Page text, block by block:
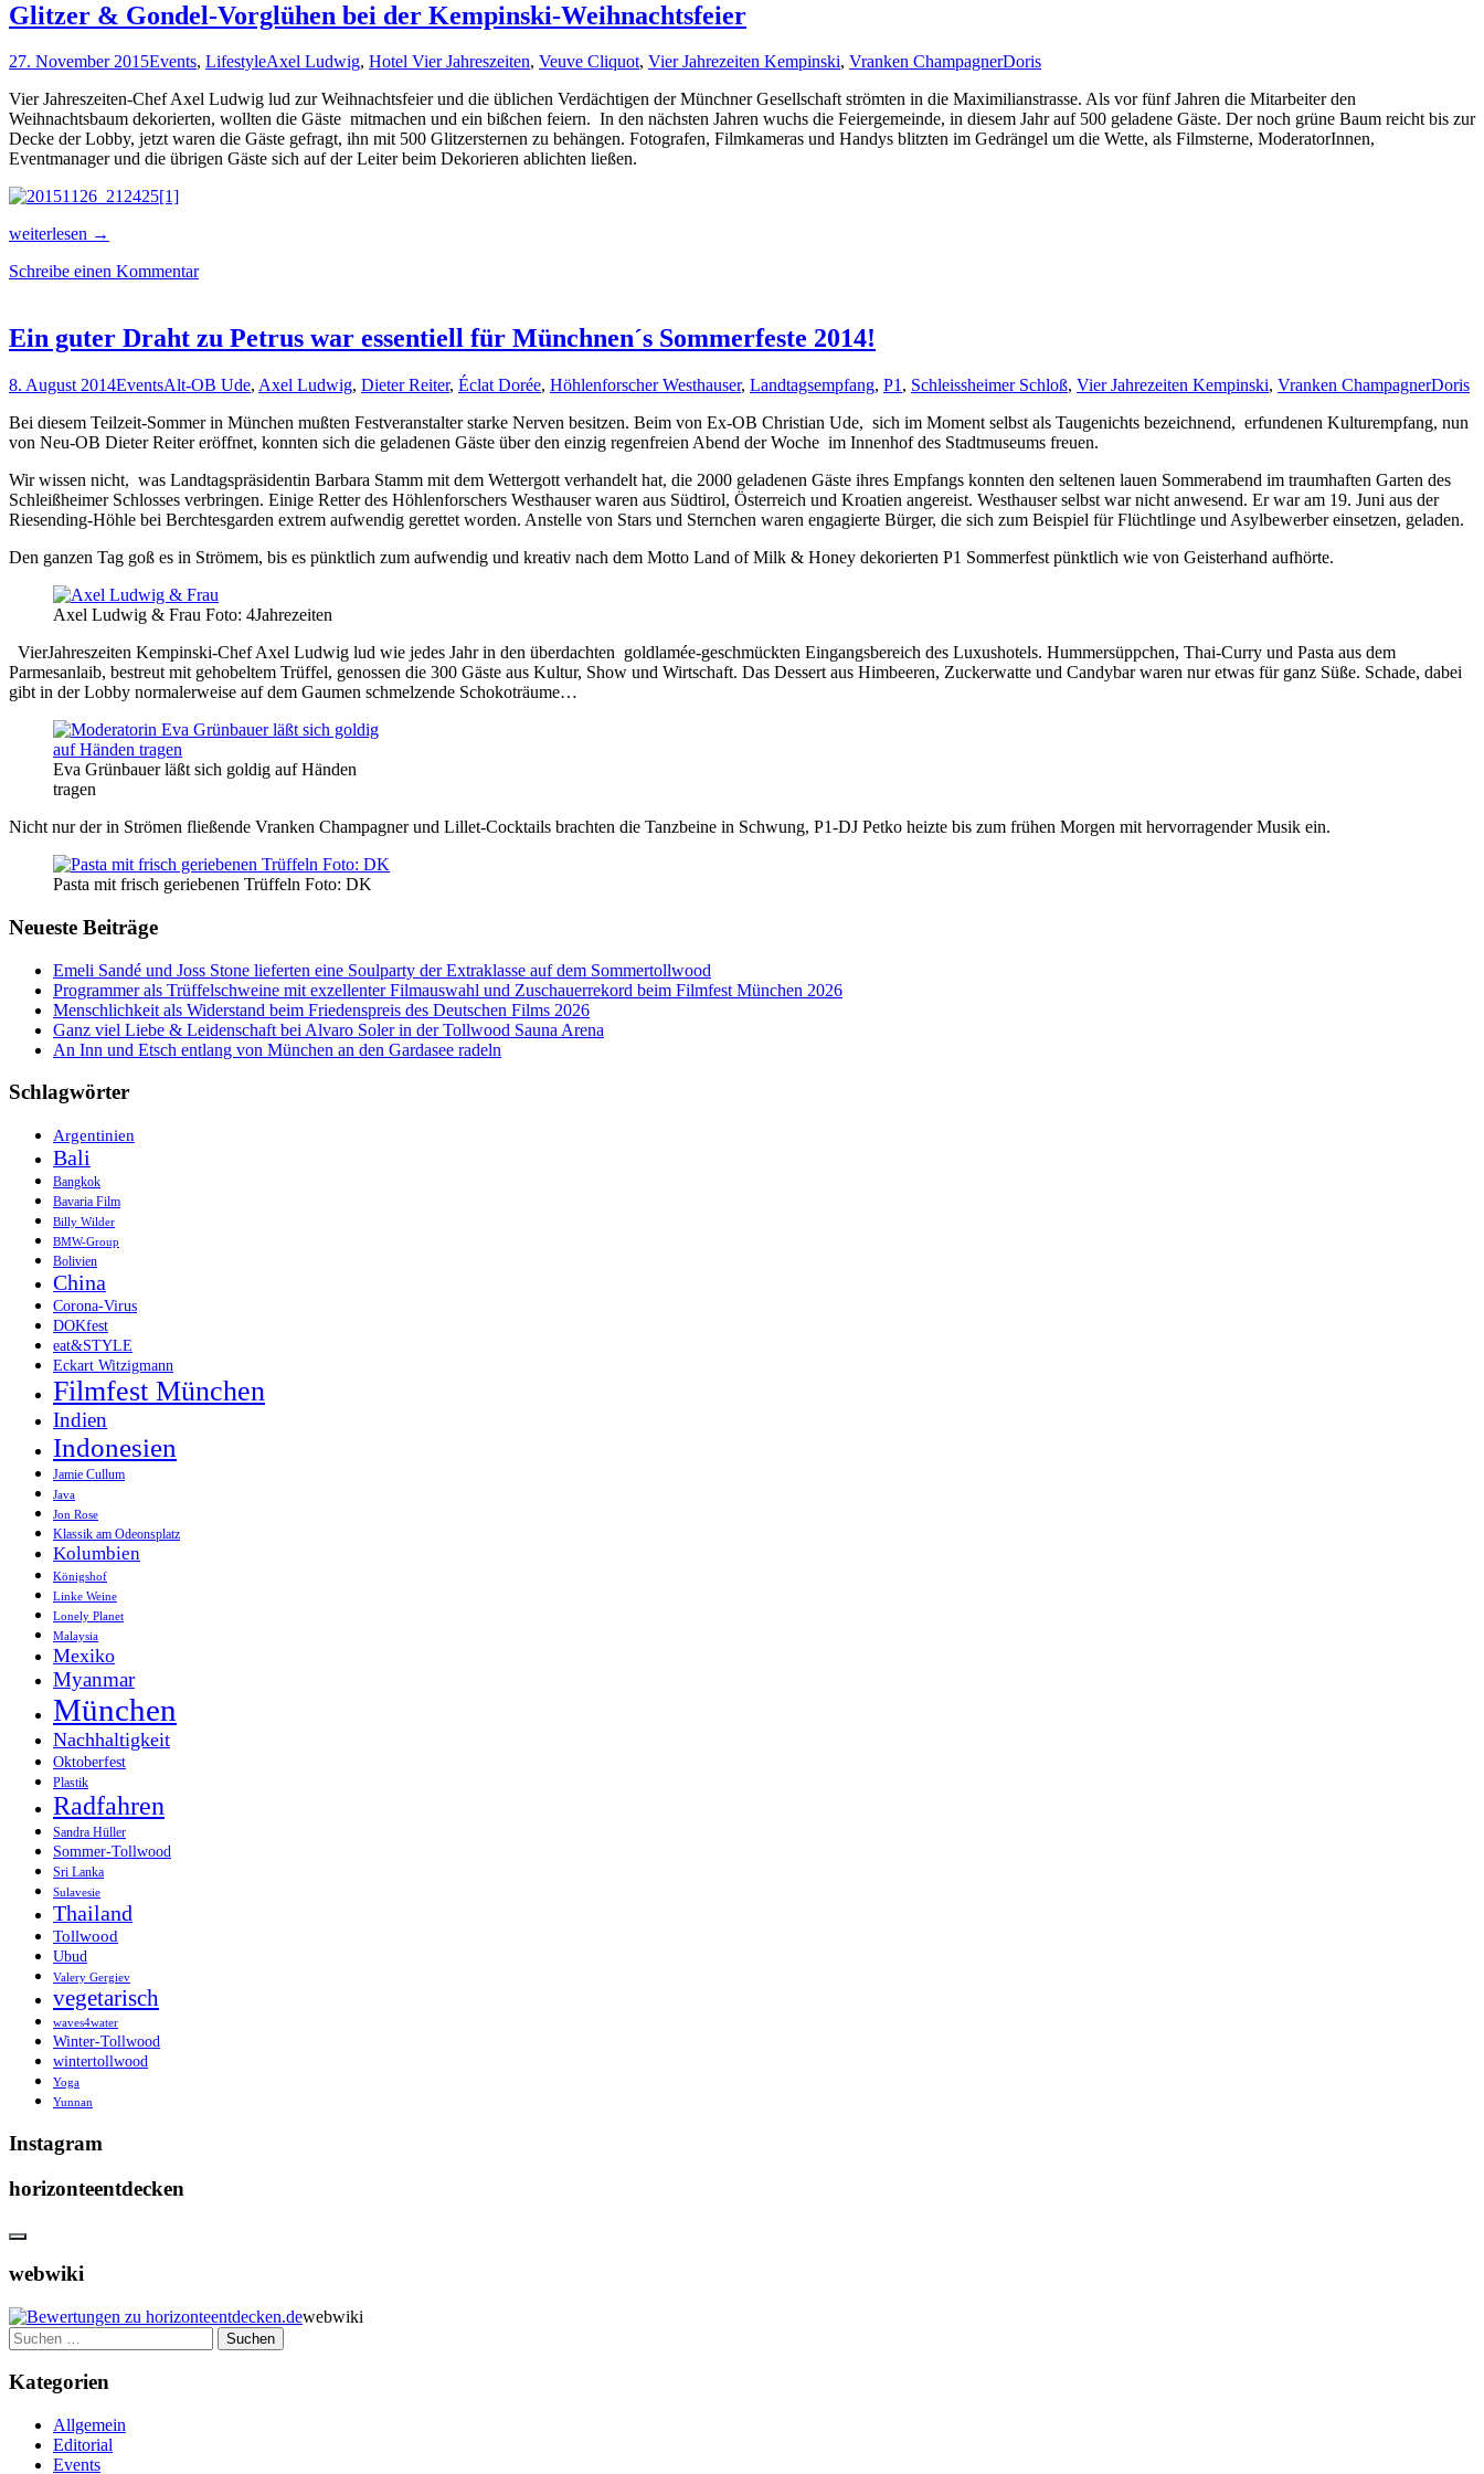
Glitzer & Gondel-Vorglühen bei der Kempinski-Weihnachtsfeier
27. November 2015Events, LifestyleAxel Ludwig, Hotel Vier Jahreszeiten, Veuve Cliquot, Vier Jahrezeiten Kempinski, Vranken ChampagnerDoris
Vier Jahreszeiten-Chef Axel Ludwig lud zur Weihnachtsfeier und die üblichen Verdächtigen der Münchner Gesellschaft strömten in die Maximilianstrasse. Als vor fünf Jahren die Mitarbeiter den
Weihnachtsbaum dekorierten, wollten die Gäste mitmachen und ein bißchen feiern. In den nächsten Jahren wuchs die Feiergemeinde, in diesem Jahr auf 500 geladene Gäste. Der noch grüne Baum reicht bis zur
Decke der Lobby, jetzt waren die Gäste gefragt, ihn mit 500 Glitzersternen zu behängen. Fotografen, Filmkameras und Handys blitzten im Gedrängel um die Wette, als Filmsterne, ModeratorInnen,
Eventmanager und die übrigen Gäste sich auf der Leiter beim Dekorieren ablichten ließen.
Glitzer
Gondel-
der
Kempinski-
weiterlesen →
Schreibe einen Kommentar
Ein guter Draht zu Petrus war essentiell für Münchnen´s Sommerfeste 2014!
8. August 2014EventsAlt-OB Ude, Axel Ludwig, Dieter Reiter, Éclat Dorée, Höhlenforscher Westhauser, Landtagsempfang, P1 , Schleissheimer Schloß, Vier Jahrezeiten Kempinski, Vranken ChampagnerDoris
Bei diesem Teilzeit-Sommer in München mußten Festveranstalter starke Nerven besitzen. Beim von Ex-OB Christian Ude, sich im Moment selbst als Taugenichts bezeichnend, erfundenen Kulturempfang, nun
von Neu-OB Dieter Reiter eröffnet, konnten sich die geladenen Gäste über den einzig regenfreien Abend der Woche im Innenhof des Stadtmuseums freuen.
Wir wissen nicht, was Landtagspräsidentin Barbara Stamm mit dem Wettergott verhandelt hat, die 2000 geladenen Gäste ihres Empfangs konnten den seltenen lauen Sommerabend im traumhaften Garten des
Schleißheimer Schlosses verbringen. Einige Retter des Höhlenforschers Westhauser waren aus Südtirol, Österreich und Kroatien angereist. Westhauser selbst war nicht anwesend. Er war am 19. Juni aus der
Riesending-Höhle bei Berchtesgarden extrem aufwendig gerettet worden. Anstelle von Stars und Sternchen waren engagierte Bürger, die sich zum Beispiel für Flüchtlinge und Asylbewerber einsetzen, geladen.
Den ganzen Tag goß es in Strömem, bis es pünktlich zum aufwendig und kreativ nach dem Motto Land of Milk & Honey dekorierten P1 Sommerfest pünktlich wie von Geisterhand aufhörte.
Axel Ludwig & Frau Foto: 4Jahrezeiten
VierJahreszeiten Kempinski-Chef Axel Ludwig lud wie jedes Jahr in den überdachten goldlamée-geschmückten Eingangsbereich des Luxushotels. Hummersüppchen, Thai-Curry und Pasta aus dem
Parmesanlaib, bestreut mit gehobeltem Trüffel, genossen die 300 Gäste aus Kultur, Show und Wirtschaft. Das Dessert aus Himbeeren, Zuckerwatte und Candybar waren nur etwas für ganz Süße. Schade, dabei
gibt in der Lobby normalerweise auf dem Gaumen schmelzende Schokoträume…
Eva Grünbauer läßt sich goldig auf Händen
tragen
Nicht nur der in Strömen fließende Vranken Champagner und Lillet-Cocktails brachten die Tanzbeine in Schwung, P1-DJ Petko heizte bis zum frühen Morgen mit hervorragender Musik ein.
Pasta mit frisch geriebenen Trüffeln Foto: DK
Neueste Beiträge
Emeli Sandé und Joss Stone lieferten eine Soulparty der Extraklasse auf dem Sommertollwood
Programmer als Trüffelschweine mit exzellenter Filmauswahl und Zuschauerrekord beim Filmfest München 2026
Menschlichkeit als Widerstand beim Friedenspreis des Deutschen Films 2026
Ganz viel Liebe & Leidenschaft bei Alvaro Soler in der Tollwood Sauna Arena
An Inn und Etsch entlang von München an den Gardasee radeln
Schlagwörter
Argentinien
Bali
Bangkok
Bavaria Film
Billy Wilder
BMW-Group
Bolivien
China
Corona-Virus
DOKfest
eat&STYLE
Eckart Witzigmann
Filmfest München
Indien
Indonesien
Jamie Cullum
Java
Jon Rose
Klassik am Odeonsplatz
Kolumbien
Königshof
Linke Weine
Lonely Planet
Malaysia
Mexiko
Myanmar
München
Nachhaltigkeit
Oktoberfest
Plastik
Radfahren
Sandra Hüller
Sommer-Tollwood
Sri Lanka
Sulavesie
Thailand
Tollwood
Ubud
Valery Gergiev
vegetarisch
waves4water
Winter-Tollwood
wintertollwood
Yoga
Yunnan
Instagram
horizonteentdecken
webwiki
webwiki
Suchen
nach:
Kategorien
Allgemein
Editorial
Events